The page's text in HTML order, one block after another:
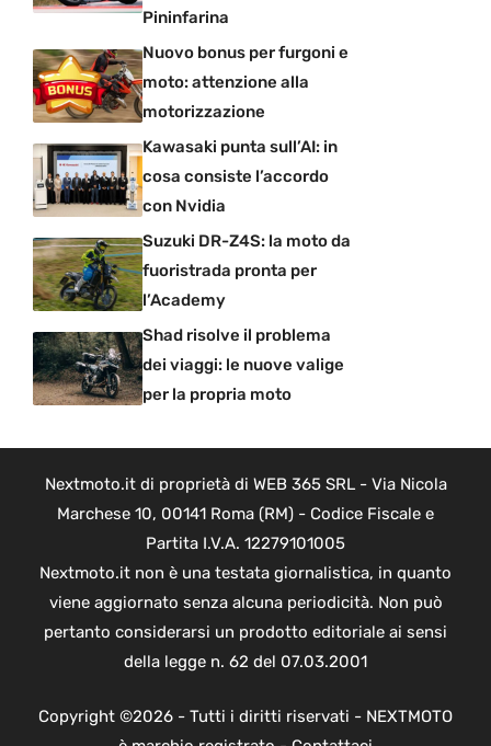
Pininfarina
Nuovo bonus per furgoni e
moto: attenzione alla
motorizzazione
Kawasaki punta sull’AI: in
cosa consiste l’accordo
con Nvidia
Suzuki DR-Z4S: la moto da
fuoristrada pronta per
l’Academy
Shad risolve il problema
dei viaggi: le nuove valige
per la propria moto
Nextmoto.it di proprietà di WEB 365 SRL - Via Nicola
Marchese 10, 00141 Roma (RM) - Codice Fiscale e
Partita I.V.A. 12279101005
Nextmoto.it non è una testata giornalistica, in quanto
viene aggiornato senza alcuna periodicità. Non può
pertanto considerarsi un prodotto editoriale ai sensi
della legge n. 62 del 07.03.2001
Copyright ©2026 - Tutti i diritti riservati - NEXTMOTO